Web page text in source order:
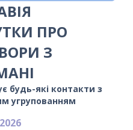
ПРО
З
будь-які контакти з
угрупованням